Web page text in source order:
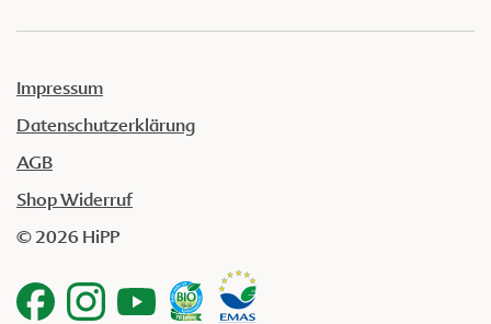
Impressum
Datenschutzerklärung
AGB
Shop Widerruf
© 2026 HiPP